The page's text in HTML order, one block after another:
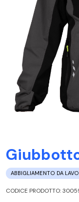
ABBIGLIAMENTO DA
CODICE PRODOTTO: